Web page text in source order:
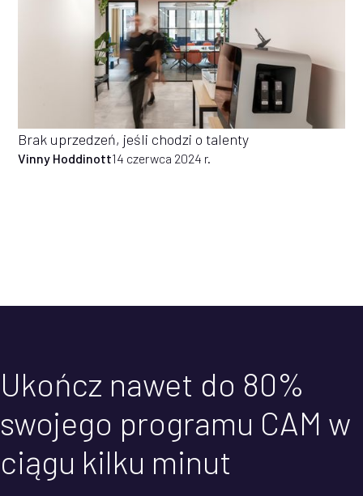
Brak uprzedzeń, jeśli chodzi o talenty
Vinny Hoddinott14 czerwca 2024 r.
Ukończ nawet do 80%
swojego programu CAM w
ciągu kilku minut